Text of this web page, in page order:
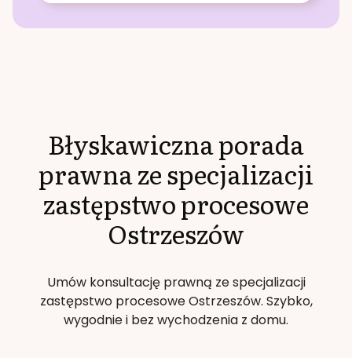
Błyskawiczna porada
prawna ze specjalizacji
zastępstwo procesowe
Ostrzeszów
Umów konsultację prawną ze specjalizacji
zastępstwo procesoweOstrzeszów. Szybko,
wygodnie i bez wychodzenia z domu.